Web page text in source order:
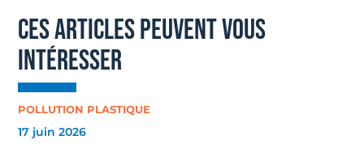
ces articles peuvent vous
intéresser
POLLUTION PLASTIQUE
17 juin 2026